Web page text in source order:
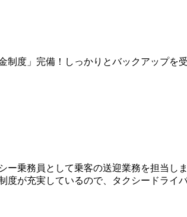
制度」完備！しっかりとバックアップを
乗務員として乗客の送迎業務を担当しま
度が充実しているので、タクシードライ